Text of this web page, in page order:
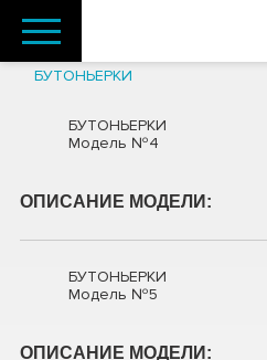
БУТОНЬЕРКИ
БУТОНЬЕРКИ
Модель №4
ОПИСАНИЕ МОДЕЛИ:
БУТОНЬЕРКИ
Модель №5
ОПИСАНИЕ МОДЕЛИ: